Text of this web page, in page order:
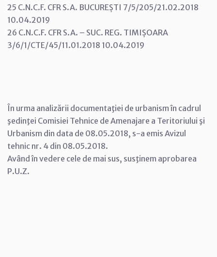
25 C.N.C.F. CFR S.A. BUCUREȘTI 7/5/205/21.02.2018
10.04.2019
26 C.N.C.F. CFR S.A. – SUC. REG. TIMIȘOARA
3/6/1/CTE/45/11.01.2018 10.04.2019
În urma analizării documentaţiei de urbanism în cadrul
şedinţei Comisiei Tehnice de Amenajare a Teritoriului şi
Urbanism din data de 08.05.2018, s-a emis Avizul
tehnic nr. 4 din 08.05.2018.
Având în vedere cele de mai sus, susţinem aprobarea
P.U.Z.